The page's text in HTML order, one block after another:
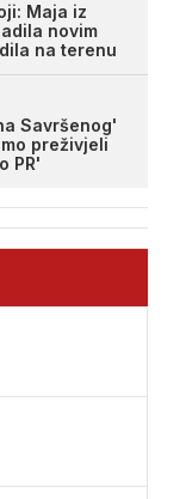
Maja iz
novim
na terenu
Savršenog'
preživjeli
PR'